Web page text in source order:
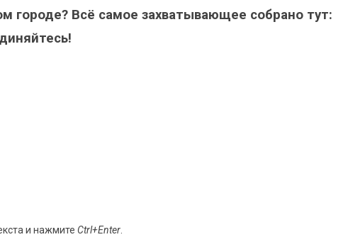
городе? Всё самое захватывающее собрано тут:
и нажмите Ctrl+Enter.